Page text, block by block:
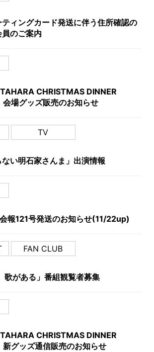
ティングカード発送に伴う住所確認の
のご案内
TAHARA CHRISTMAS DINNER
場グッズ販売のお知らせ
TV
い明石家さんま」出演情報
報121号発送のお知らせ(11/22up)
FAN CLUB
歌がある」番組観覧者募集
TAHARA CHRISTMAS DINNER
グッズ通信販売のお知らせ